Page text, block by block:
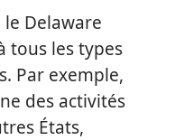
Delaware
tous les types
Par exemple,
des activités
États,